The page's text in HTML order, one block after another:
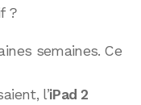
?
semaines. Ce
l’iPad 2